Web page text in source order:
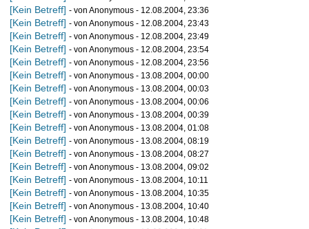
[Kein Betreff] - von Anonymous - 12.08.2004, 23:36
[Kein Betreff] - von Anonymous - 12.08.2004, 23:43
[Kein Betreff] - von Anonymous - 12.08.2004, 23:49
[Kein Betreff] - von Anonymous - 12.08.2004, 23:54
[Kein Betreff] - von Anonymous - 12.08.2004, 23:56
[Kein Betreff] - von Anonymous - 13.08.2004, 00:00
[Kein Betreff] - von Anonymous - 13.08.2004, 00:03
[Kein Betreff] - von Anonymous - 13.08.2004, 00:06
[Kein Betreff] - von Anonymous - 13.08.2004, 00:39
[Kein Betreff] - von Anonymous - 13.08.2004, 01:08
[Kein Betreff] - von Anonymous - 13.08.2004, 08:19
[Kein Betreff] - von Anonymous - 13.08.2004, 08:27
[Kein Betreff] - von Anonymous - 13.08.2004, 09:02
[Kein Betreff] - von Anonymous - 13.08.2004, 10:11
[Kein Betreff] - von Anonymous - 13.08.2004, 10:35
[Kein Betreff] - von Anonymous - 13.08.2004, 10:40
[Kein Betreff] - von Anonymous - 13.08.2004, 10:48